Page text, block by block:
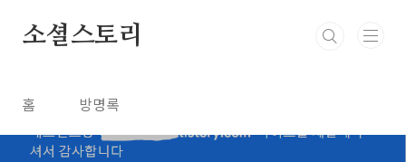
소셜스토리
홈 방명록